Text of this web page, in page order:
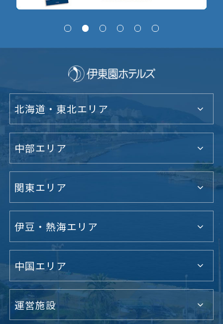
北海道・東北エリア
中部エリア
関東エリア
伊豆・熱海エリア
中国エリア
運営施設